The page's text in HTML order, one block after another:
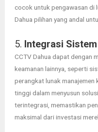
cocok untuk pengawasan di
Dahua pilihan yang andal
5. Integrasi
CCTV Dahua dapat dengan
keamanan lainnya, seperti
perangkat lunak manajemen
tinggi dalam menyusun
terintegrasi, memastikan
maksimal dari investasi